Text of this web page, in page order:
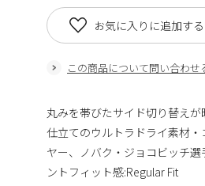
この商品について問い合わせ
お気に入りに追加する
丸みを帯びたサイド切り替え
仕立てのウルトラドライ素材
ヤー、ノバク・ジョコビッチ
ントフィット感:Regular Fit